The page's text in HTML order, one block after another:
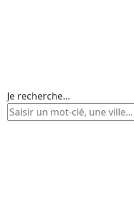
Je recherche...